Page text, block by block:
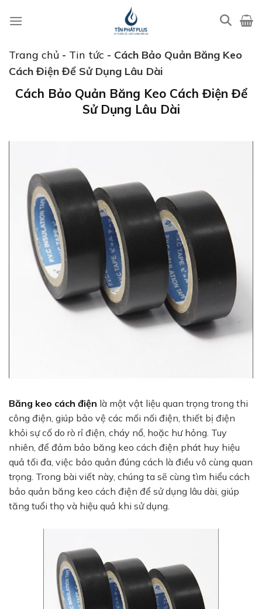
qua
dungTrang chủ - Tin tức - Cách Bảo Quản Băng Keo
Cách Điện Để Sử Dụng Lâu Dài
Cách Bảo Quản Băng Keo Cách Điện Để
Sử Dụng Lâu Dài
Băng keo cách điện là một vật liệu quan trọng trong thi
công điện, giúp bảo vệ các mối nối điện, thiết bị điện
khỏi sự cố do rò rỉ điện, cháy nổ, hoặc hư hỏng. Tuy
nhiên, để đảm bảo băng keo cách điện phát huy hiệu
quả tối đa, việc bảo quản đúng cách là điều vô cùng quan
trọng. Trong bài viết này, chúng ta sẽ cùng tìm hiểu cách
bảo quản băng keo cách điện để sử dụng lâu dài, giúp
tăng tuổi thọ và hiệu quả khi sử dụng.